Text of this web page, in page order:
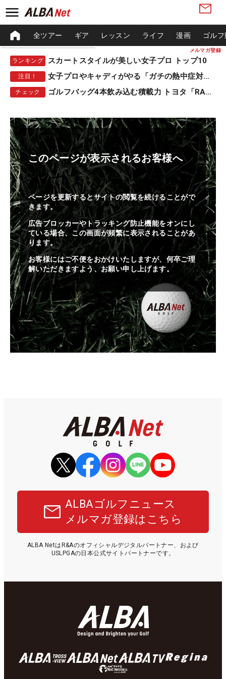
メルマガ登録
全ツアー ギア レッスン ライフ 漫画 ゴル
ランキング スカートスタイルが美しい女子プロ トップ10
注目！ 女子プロやキャディがやる「ガチの熱中症対策」
チェック ゴルフバッグ4本飲み込む積載力 トヨタ「RAV4」
このページが表示されるお客様へ
ページを更新するとサイトの閲覧を続けることがで
きます。
広告ブロッカーやトラッキング防止機能をオンにし
ている場合、この画面が頻繁に表示されることがあ
ります。
お客様にはご不便をおかけいたしますが、何卒ご理
解いただきますよう、お願い申し上げます。
ALBAゴルフニュース
メルマガ登録はこちら
ALBA NetはR&Aのオフィシャルデジタルパートナー、および
USLPGAの日本公式サイトパートナーです。